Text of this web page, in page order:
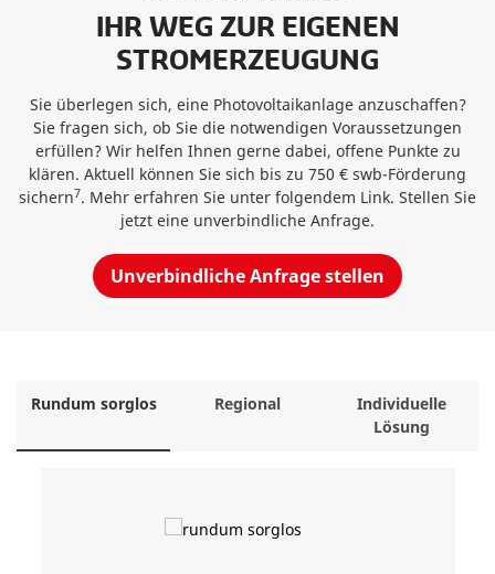
IHR WEG ZUR EIGENEN
STROMERZEUGUNG
Sie überlegen sich, eine Photovoltaikanlage anzuschaffen?
Sie fragen sich, ob Sie die notwendigen Voraussetzungen
erfüllen? Wir helfen Ihnen gerne dabei, offene Punkte zu
klären. Aktuell können Sie sich bis zu 750 € swb-Förderung
sichern7. Mehr erfahren Sie unter folgendem Link. Stellen Sie
jetzt eine unverbindliche Anfrage.
Unverbindliche Anfrage stellen
Rundum sorglos Regional
Individuelle
Lösung